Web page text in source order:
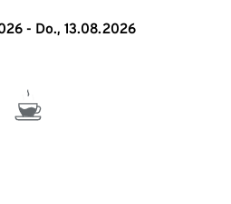
- Do., 13.08.2026